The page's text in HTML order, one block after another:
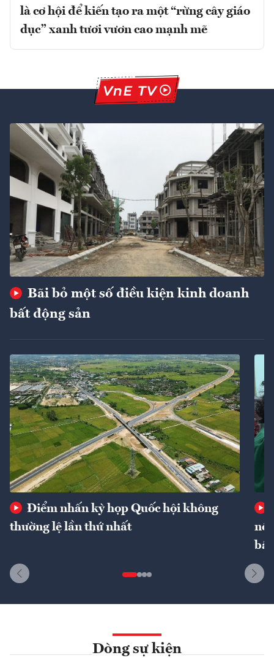
là cơ hội để kiến tạo ra một “rừng cây giáo
dục” xanh tươi vươn cao mạnh mẽ
Bãi bỏ một số điều kiện kinh doanh
bất động sản
Điểm nhấn kỳ họp Quốc hội không
thường lệ lần thứ nhất
Dòng sự kiện